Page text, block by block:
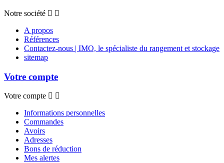
Notre société
A propos
Références
Contactez-nous | IMO, le spécialiste du rangement et stockage
sitemap
Votre compte
Votre compte
Informations personnelles
Commandes
Avoirs
Adresses
Bons de réduction
Mes alertes